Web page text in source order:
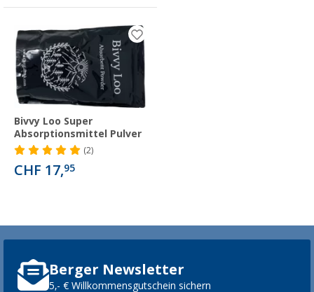
Bivvy Loo Super
Absorptionsmittel Pulver
(2)
CHF 17,95
Berger Newsletter
5,- € Willkommensgutschein sichern